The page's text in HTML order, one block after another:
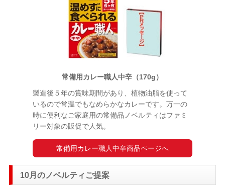
常備用カレー職人中辛（170g）
製造後５年の賞味期間があり、植物油脂を使って
いるので常温でもなめらかなカレーです。万一の
時に便利なご家庭用の常備品ノベルティはファミ
リー対象の販促で人気。
常備用カレー職人中辛商品ページへ
10月のノベルティご提案